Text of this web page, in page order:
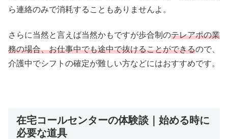
ら連絡のみで消耗することもありませんよ。
さらに当然と言えば当然かもですが歩合制のテレアポの業
務の場合、お仕事中でも途中で抜けることができるので、
介護中でシフトの確定が難しい方などにはおすすめです。
在宅コールセンターの体験談｜始める時に
必要な道具